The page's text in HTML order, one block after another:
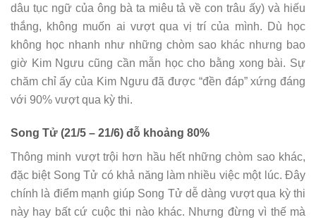
dâu tục ngữ của ông bà ta miêu tả về con trâu ấy) và hiếu
thắng, không muốn ai vượt qua vị trí của mình. Dù học
không học nhanh như những chòm sao khác nhưng bao
giờ Kim Ngưu cũng cần mẫn học cho bằng xong bài. Sự
chăm chỉ ấy của Kim Ngưu đã được “đền đáp” xứng đáng
với 90% vượt qua kỳ thi.
Song Tử (21/5 – 21/6) đỗ khoảng 80%
Thông minh vượt trội hơn hầu hết những chòm sao khác,
đặc biệt Song Tử có khả năng làm nhiều việc một lúc. Đây
chính là điểm mạnh giúp Song Tử dễ dàng vượt qua kỳ thi
này hay bất cứ cuộc thi nào khác. Nhưng đừng vì thế mà